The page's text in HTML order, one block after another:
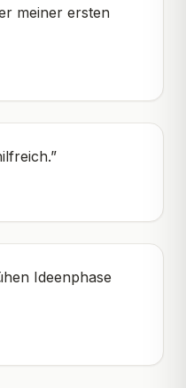
meiner ersten
”
Ideenphase